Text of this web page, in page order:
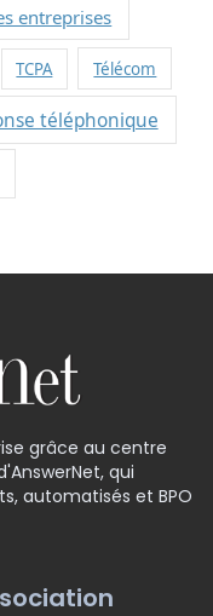
entreprises
TCPA Télécom
téléphonique
grâce au centre
qui
automatisés et BPO